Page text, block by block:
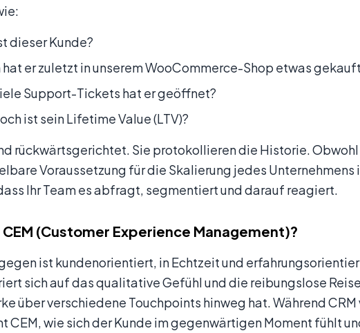
dieser Kunde?
hat er zuletzt in unserem WooCommerce-Shop etwas
Support-Tickets hat er geöffnet?
ist sein Lifetime Value (LTV)?
rückwärtsgerichtet. Sie protokollieren die Historie.
Voraussetzung für die Skalierung jedes Unternehmens
Ihr Team es abfragt, segmentiert und darauf reagiert.
CEM (Customer Experience Management)?
ist kundenorientiert, in Echtzeit und
sich auf das qualitative Gefühl und die reibungslose
über verschiedene Touchpoints hinweg hat. Während
CEM, wie sich der Kunde im gegenwärtigen Moment fühlt